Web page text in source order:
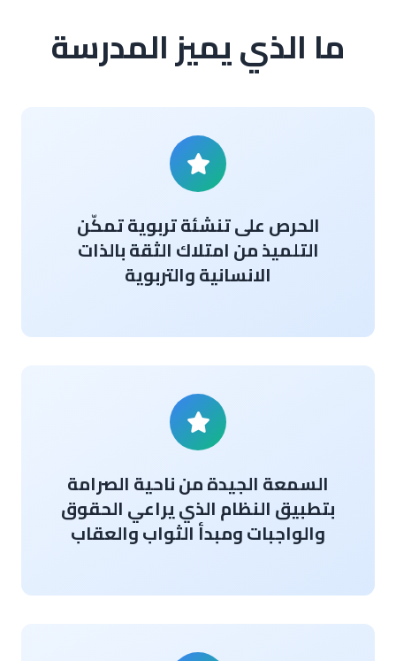
ما الذي يميز المدرسة
الحرص على تنشئة تربوية تمكّن
التلميذ من امتلاك الثقة بالذات
الانسانية والتربوية
السمعة الجيدة من ناحية الصرامة
بتطبيق النظام الذي يراعي الحقوق
والواجبات ومبدأ الثواب والعقاب